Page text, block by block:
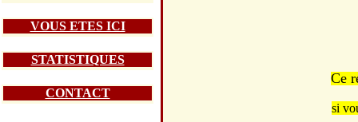
VOUS ETES ICI
STATISTIQUES
CONTACT
Ce
si